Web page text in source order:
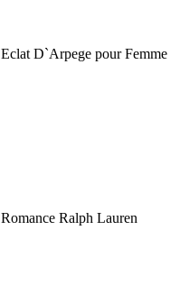
Eclat D`Arpege pour Femme
Romance Ralph Lauren